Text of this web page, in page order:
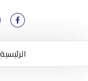
الرئيسية